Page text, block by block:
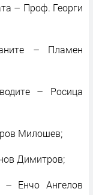
– Проф. Георги
– Пламен
– Росица
Милошев;
Димитров;
Енчо Ангелов